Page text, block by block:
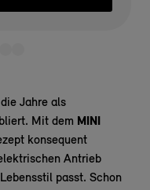
Jahre als
Mit dem MINI
konsequent
Antrieb
passt. Schon